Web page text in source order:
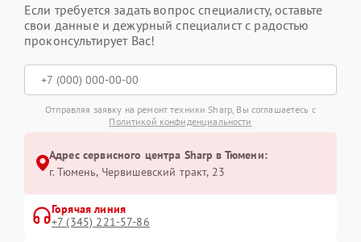
Если требуется задать вопрос специалисту, оставьте
свои данные и дежурный специалист с радостью
проконсультирует Вас!
Отправляя заявку на ремонт техники Sharp, Вы соглашаетесь с
Политикой конфиденциальности
Адрес сервисного центра Sharp в Тюмени:
г. Тюмень, ​Червишевский тракт, 23
Горячая линия
+7 (345) 221-57-86